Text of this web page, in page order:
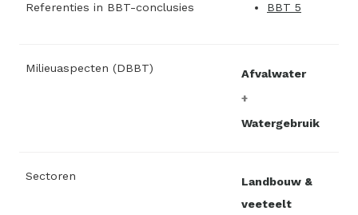
Referenties in BBT-conclusies BBT 5
Milieuaspecten (DBBT) Afvalwater
Watergebruik
Sectoren
Landbouw &
veeteelt